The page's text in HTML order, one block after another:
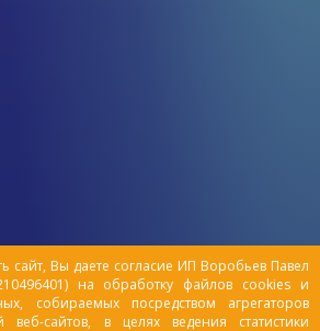
сайт, Вы даете согласие ИП Воробьев Павел
на обработку файлов cookies и
собираемых посредством агрегаторов
веб-сайтов, в целях ведения статистики